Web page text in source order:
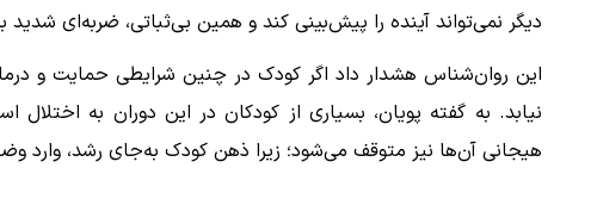
دیگر نمی‌تواند آینده را پیش‌بینی کند و همین بی‌ثباتی، ضربه‌ای شدید
این روان‌شناس هشدار داد اگر کودک در چنین شرایطی حمایت و
نیابد. به گفته پویان، بسیاری از کودکان در این دوران به
هیجانی آن‌ها نیز متوقف می‌شود؛ زیرا ذهن کودک به‌جای رشد، وارد